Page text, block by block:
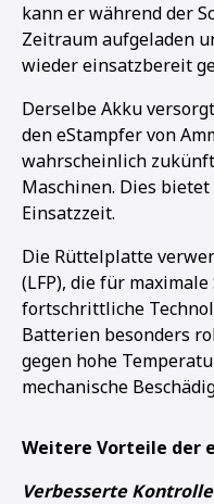
kann er während der
Zeitraum aufgeladen
wieder einsatzbereit
Derselbe Akku
den eStampfer von
wahrscheinlich
Maschinen. Dies
Einsatzzeit.
Die Rüttelplatte
(LFP), die für
fortschrittliche
Batterien besonders
gegen hohe
mechanische
Weitere Vorteile der
Verbesserte